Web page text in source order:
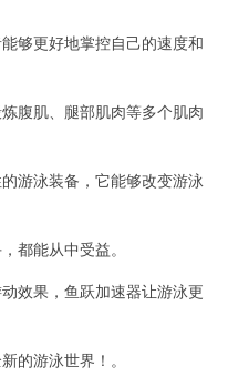
够更好地掌控自己的速度和
腹肌、腿部肌肉等多个肌肉
游泳装备，它能够改变游泳
能从中受益。
效果，鱼跃加速器让游泳更
游泳世界！。